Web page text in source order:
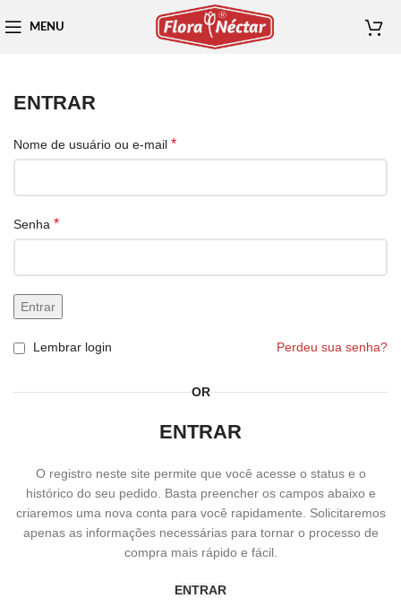
MENU
ENTRAR
Nome de usuário ou e-mail *
Senha *
Entrar
Perdeu sua senha?
Lembrar login
OR
ENTRAR
O registro neste site permite que você acesse o status e o
histórico do seu pedido. Basta preencher os campos abaixo e
criaremos uma nova conta para você rapidamente. Solicitaremos
apenas as informações necessárias para tornar o processo de
compra mais rápido e fácil.
ENTRAR